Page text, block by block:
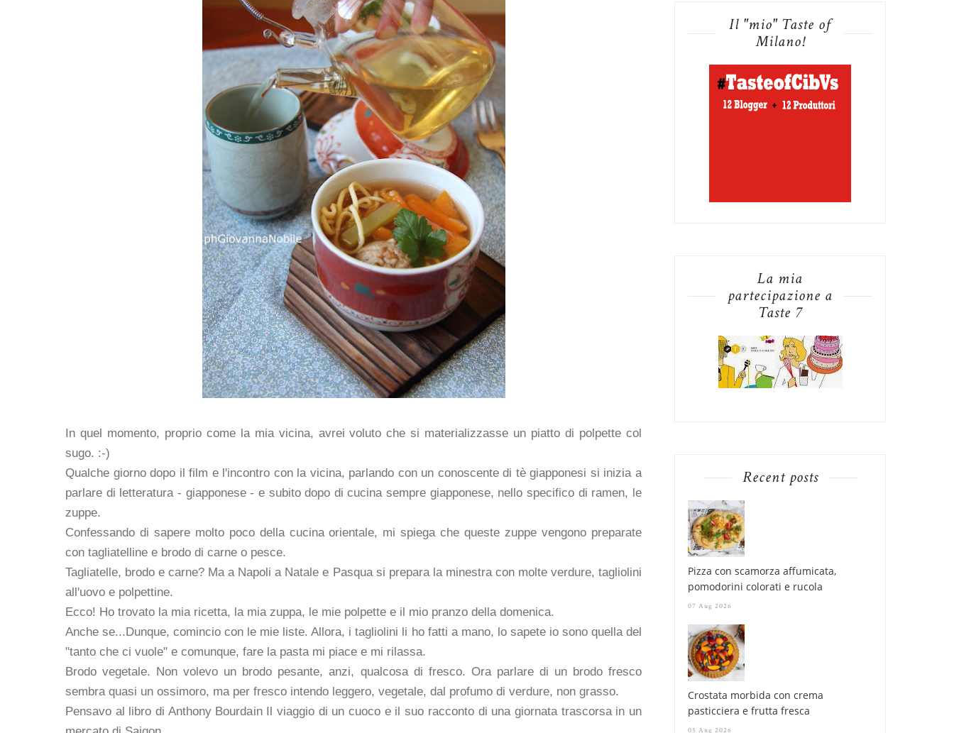
In quel momento, proprio come la mia vicina, avrei voluto che si materializzasse un piatto di polpette col
sugo. :-)
Qualche giorno dopo il film e l'incontro con la vicina, parlando con un conoscente di tè giapponesi si inizia a
parlare di letteratura - giapponese - e subito dopo di cucina sempre giapponese, nello specifico di ramen, le
zuppe.
Confessando di sapere molto poco della cucina orientale, mi spiega che queste zuppe vengono preparate
con tagliatelline e brodo di carne o pesce.
Tagliatelle, brodo e carne? Ma a Napoli a Natale e Pasqua si prepara la minestra con molte verdure, tagliolini
all'uovo e polpettine.
Ecco! Ho trovato la mia ricetta, la mia zuppa, le mie polpette e il mio pranzo della domenica.
Anche se...Dunque, comincio con le mie liste. Allora, i tagliolini li ho fatti a mano, lo sapete io sono quella del
"tanto che ci vuole" e comunque, fare la pasta mi piace e mi rilassa.
Brodo vegetale. Non volevo un brodo pesante, anzi, qualcosa di fresco. Ora parlare di un brodo fresco
sembra quasi un ossimoro, ma per fresco intendo leggero, vegetale, dal profumo di verdure, non grasso.
Pensavo al libro di Anthony Bourdain Il viaggio di un cuoco e il suo racconto di una giornata trascorsa in un
Il "mio" Taste of
Milano!
La mia
partecipazione a
Taste 7
Recent posts
Pizza con scamorza affumicata,
pomodorini colorati e rucola
07 Aug 2026
Crostata morbida con crema
pasticciera e frutta fresca
05 Aug 2026